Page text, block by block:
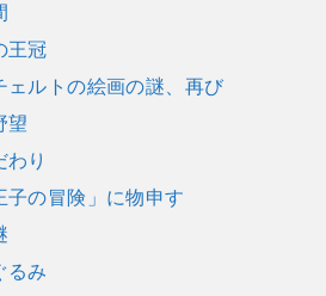
王冠
ルトの絵画の謎、再び
望
り
の冒険」に物申す
るみ